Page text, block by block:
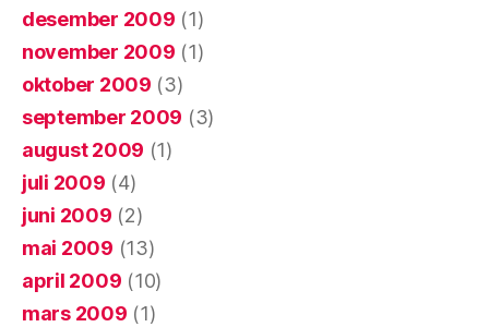
desember 2009 (1)
november 2009 (1)
oktober 2009 (3)
september 2009 (3)
august 2009 (1)
juli 2009 (4)
juni 2009 (2)
mai 2009 (13)
april 2009 (10)
mars 2009 (1)